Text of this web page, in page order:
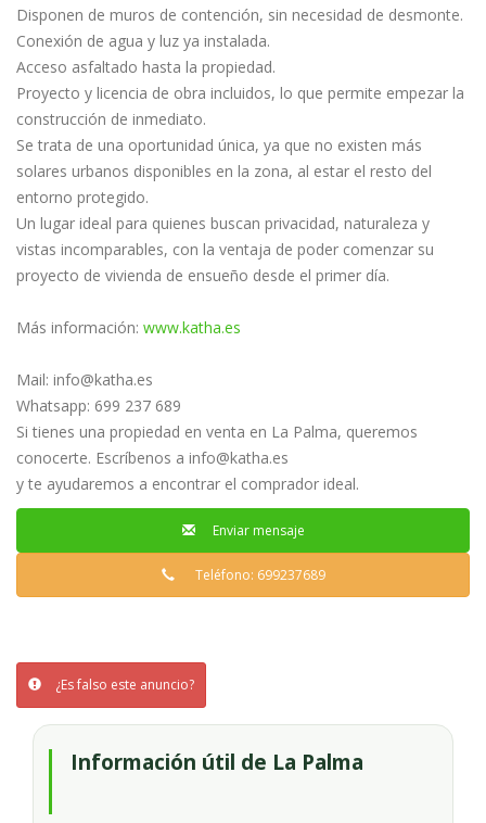
Disponen de muros de contención, sin necesidad de desmonte.
Conexión de agua y luz ya instalada.
Acceso asfaltado hasta la propiedad.
Proyecto y licencia de obra incluidos, lo que permite empezar la
construcción de inmediato.
Se trata de una oportunidad única, ya que no existen más
solares urbanos disponibles en la zona, al estar el resto del
entorno protegido.
Un lugar ideal para quienes buscan privacidad, naturaleza y
vistas incomparables, con la ventaja de poder comenzar su
proyecto de vivienda de ensueño desde el primer día.
Más información: www.katha.es
Mail: info@katha.es
Whatsapp: 699 237 689
Si tienes una propiedad en venta en La Palma, queremos
conocerte. Escríbenos a info@katha.es
y te ayudaremos a encontrar el comprador ideal.
Enviar mensaje
Teléfono: 699237689
¿Es falso este anuncio?
Información útil de La Palma